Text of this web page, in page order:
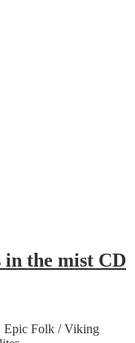
the mist CD
Folk / Viking